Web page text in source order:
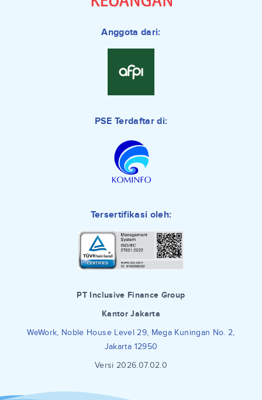
Anggota dari:
PSE Terdaftar di:
Tersertifikasi oleh:
PT Inclusive Finance Group
Kantor Jakarta
WeWork, Noble House Level 29, Mega Kuningan No. 2,
Jakarta 12950
Versi 2026.07.02.0